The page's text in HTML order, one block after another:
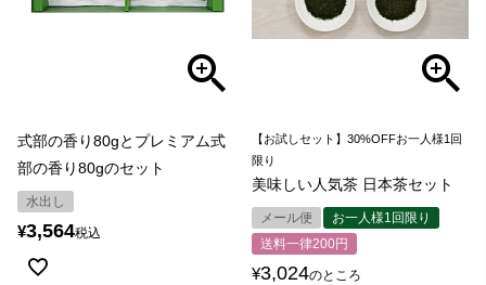
式部の香り80gとプレミアム式
部の香り80gのセット
水出し
¥3,564税込
【お試しセット】30%OFFお一人様1回
限り
美味しい人気茶 日本茶セット
メール便
お一人様1回限り
送料一律200円
¥3,024のところ